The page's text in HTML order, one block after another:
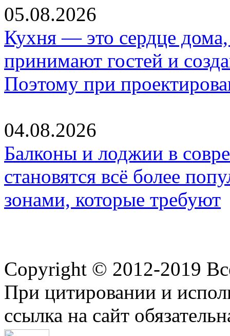
05.08.2026
Кухня — это сердце дома,
принимают гостей и
Поэтому при
04.08.2026
Балконы и лоджии в
становятся всё более
зонами, которые требуют
Copyright © 2012-2019
При цитировании и
ссылка на сайт